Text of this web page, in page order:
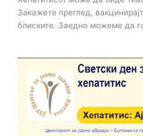
Закажете преглед,
блиските. Заедно можеме да